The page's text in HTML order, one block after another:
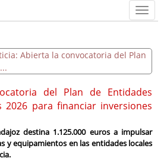
del Plan de Entidades
2026 para financiar inversiones
destina 1.125.000 euros a impulsar
y equipamientos en las entidades locales